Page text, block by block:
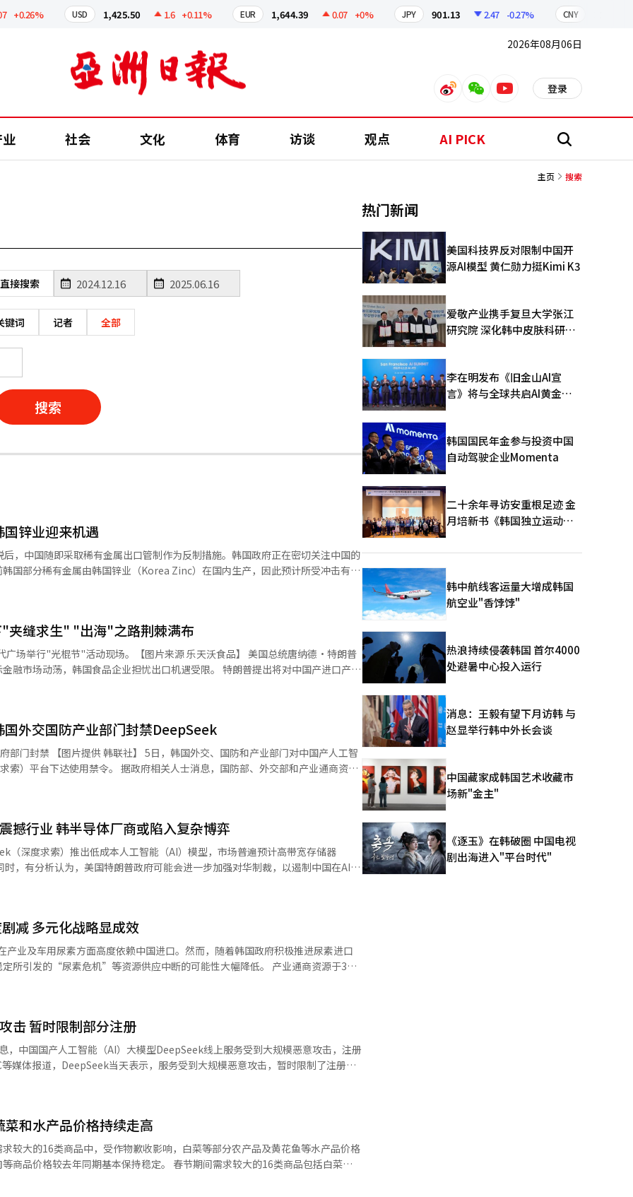
+0.26% USD 1,425.50 1.6 +0.11% EUR 1,644.39 0.07 +0% JPY 901.13 2.47 -0.27% CNY
2026年08月06日
weiboweixinyoutube 登录
社会 文化 体育 访谈 观点 AI PICK 搜
主页 搜索
直接搜索
键词 记者 全部
搜索
锌业迎来机遇
，中国随即采取稀有金属出口管制作为反制措施。韩国政府正在密切关注中国的
国部分稀有金属由韩国锌业（Korea Zinc）在国内生产，因此预计所受冲击有
产过程中回收各种金属，位于行业领先地位。 中国商务部本月4日宣布
合金与化合物，一旦供应受阻，相关产业可能受到较大冲击。 韩国政府认
铋和碲可通过国内生产及替代进口来应对，影响较为有限。韩国锌业每年生产
需求量1400吨中占比11%。铟具有高透明性和高导电性，可与锡合金制造透明电
容器、汽车零部件及DVD-RAM等产品。该公司还每年生产约900吨铋，主要供应
应责任。韩国年均锑需求量约4000吨，其中韩国锌业供应接近一半。锑是三氧化
剂，并广泛应用于纺织、塑料、电子设备等领域，提高材料的阻燃性能。 中国
导致价格上涨，韩国锌业的稀有金属营收去年因此大幅增长。其中，锑的营收较
也分别超出计划的161.5%和151.1%。韩国锌业去年实现12.08万亿韩元（约合人
元，同比分别增长24.5%和11.5%。 韩国锌业温山冶炼厂生产的锌
夹缝求生" "出海"之路荆棘满布
国食品企业担忧出口机遇受限。 特朗普提出将对中国产进口产品
取了报复性关税措施。随着关税战争的态势不断激化，韩国担忧两大经济体关税
对美出口额在2023年落后于日本和中国，位居第三，但仅1年，便跃居首位。从
多，辛奇、饮料、烘焙食品等也备受当地人青睐。长期以来，韩国企业将美国市场
企业受波及将不可避免。 三养食品得益于火鸡面在美国市场的热
亿韩元（约合人民币15.1亿元）。以去年第三季度为基准，没有海外工厂的三养
在包括美国在内的美洲地区销售额中占全体的28%，同比上升8个点，超越中国
提高美国销售法人向流通企业供应的价格或减少利润等各种应对方案。 除火鸡
气零食出口也将受影响。乐天沃食品日前发布的数据显示，去年对美出口额达
年首次入驻美国开市客而表现出色，出口额达280万美元。好丽友去年对美出口
片占140亿韩元。浪里个浪薯片继入驻北美开市客和山姆会员商店后，还入驻了
人士表示：“关税上涨定会对出口造成影响，但目前还需持续观察，若有变化将
到1400亿韩元。其中，宗家的辛奇产品占半数以上。尽管宗家在美国也有工厂，
烧酒企业也已纷纷进军美国市场。以2023年为基准，海特真露美国法人的销售额
额近三年间年均增长46%。 面对这一严峻形势，韩国政府表示，
重态度。农林畜产食品部相关人士指出，韩国政府正在密切监察美国新政府的通
食品产业的影响和应对方案，以期将农食品领域的影响最小化，并最大限度地扩
外交国防产业部门封禁DeepSeek
社】 5日，韩国外交、国防和产业部门对中国产人工智
相关人士消息，国防部、外交部和产业通商资源
过度采集用户数据的质疑扩散，政府部门
撼行业 韩半导体厂商或陷入复杂博弈
（深度求索）推出低成本人工智能（AI）模型，市场普遍预计高带宽存储器
时，有分析认为，美国特朗普政府可能会进一步加强对华制裁，以遏制中国在AI芯
场的领导者——韩国SK海力士和三星电子的竞争环境变得更加复杂。 据行业消
片搭载的是HBM2E（第三代）或HBM3（第四代）存储器，而非最新的
，但性能却能够媲美甚至超越竞争对手。受此影响，英伟达股价在1月27日大
系教授、中国经营研究所所长朴胜赞表
能推动AI技术的发展，主要得益于其在AI和半导体领域庞大的人才储备，以及中国
划”。事实上，从科学、技术、工程和数学（STEM）领域的博士级人才数量来
人，约为美国的4倍。这表明，中国不仅拥有充足的人才基础，还有政策和市场的
智能手机中采用了由中芯国际（SMIC）7nm工艺制造的芯片，而长鑫存储
片的出口
用中国HBM芯片的可能性。此外，随着中国厂商加快HBM3的量产，并逐步推进
的领先地位可能受到威胁。 ▲韩国企业高度警惕 三星、SK海力士
减 多元化战略显成效
的“尿素危机”等资源供应中断的可能性大幅降低。 产业通商资源于31
35.8197万吨产业及车用尿素。自去年起，韩国政府全面启动了供应链稳定化事
8.8%）、卡塔尔（4.7%）、沙特阿拉伯（3.4%）、印度尼西亚（2.9%）等。
供应链的举措。 政府方面认为，韩国自华尿素进口依赖度过
产生较大影响。因此，政府采取了从中国以外的国家进口尿素的策略，并通过降
题。乐天化学等主要进口企业也紧跟政策步伐，大幅增加从越南等国的进口量，
大幅替代了自华进口。 为了进一步防止“尿素危机”的发生，
。政府认为，若想从根本上解决“尿素危机”，有必要通过财政及税收支持来鼓
具备足够生产尿素的人力及设备的情况下，若政府能够给予全力支持，在国内生
相似的日本，其国内尿素产量稳定，因此对进口供应波动的影响较小。这也是韩
“尿素等关键资源的断供无疑
。为确保国家资源稳定，还将持续加大其他核心矿物储备量的进口来源多元化方
击 暂时限制部分注册
登录并使用服务器。 据悉，DeepSeek人工智能应用登顶苹果
顶尖模型相当，甚至在解决复杂问题、数学和编程等多个领域的准确性上超越了
的Claude Sonnet 3。 据悉，DeepSeek的性能不亚于全球知
其他模型的十分之一，给硅谷等大型人工智能企业带来了巨大冲击。DeepSeek
力和能源的普遍看法构成挑战。 上周， DeepSeek推出全新模型
和水产品价格持续走高
较大的16类商品中，受作物歉收影响，白菜等部分农产品及黄花鱼等水产品价格
基本保持稳定。 春节期间需求较大的16类商品包括白菜、
猪肉、鸡肉、鸡蛋、明太鱼、鱿鱼、带鱼、鲭鱼、黄花鱼和干鳀鱼。 据韩国农
热门新闻
美国科技界反对限制中国开
源AI模型 黄仁勋力挺Kimi K3
爱敬产业携手复旦大学张江
研究院 深化韩中皮肤科研合
李在明发布《旧金山AI宣
言》将与全球共启AI黄金时
韩国国民年金参与投资中国
自动驾驶企业Momenta
二十余年寻访安重根足迹 金
月培新书《韩国独立运动圣
版
韩中航线客运量大增成韩国
航空业"香饽饽"
热浪持续侵袭韩国 首尔4000
处避暑中心投入运行
消息：王毅有望下月访韩 与
赵显举行韩中外长会谈
中国藏家成韩国艺术收藏市
场新"金主"
《逐玉》在韩破圈 中国电视
剧出海进入"平台时代"